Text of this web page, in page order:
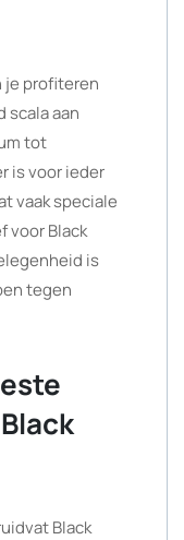
je profiteren
scala aan
tot
is voor ieder
vaak speciale
voor Black
is
tegen
Black